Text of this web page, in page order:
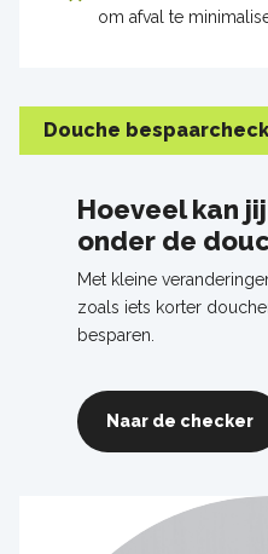
om afval te
Douche
Hoeveel kan
onder de
Met kleine
zoals iets korter
besparen.
Naar de checker